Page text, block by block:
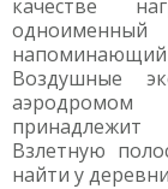
качестве
одноименный
напоминающий
Воздушные
Взлетную
найти у